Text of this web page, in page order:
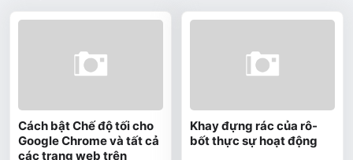
Cách bật Chế độ tối cho
Google Chrome và tất cả
các trang web trên
Khay đựng rác của rô-
bốt thực sự hoạt động